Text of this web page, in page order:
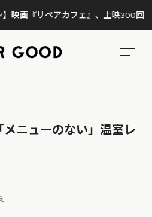
フェ』、上映300回の先で見えてき
ニューのない」温室レ